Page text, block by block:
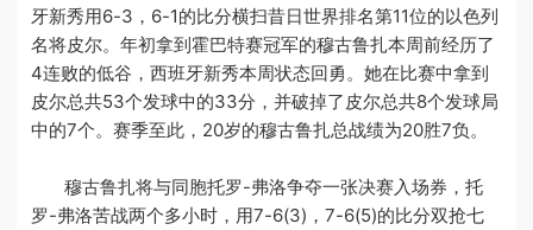
牙新秀用6-3，6-1的比分横扫昔日世界排名第11位的以色列
名将皮尔。年初拿到霍巴特赛冠军的穆古鲁扎本周前经历了
4连败的低谷，西班牙新秀本周状态回勇。她在比赛中拿到
皮尔总共53个发球中的33分，并破掉了皮尔总共8个发球局
中的7个。赛季至此，20岁的穆古鲁扎总战绩为20胜7负。
穆古鲁扎将与同胞托罗-弗洛争夺一张决赛入场券，托
罗-弗洛苦战两个多小时，用7-6(3)，7-6(5)的比分双抢七